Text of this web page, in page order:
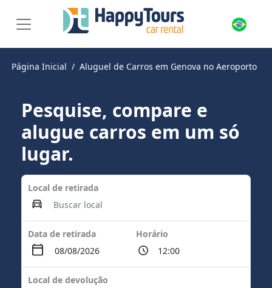
Página Inicial Aluguel de Carros em Genova no Aeroporto
Pesquise, compare e
alugue carros em um só
lugar.
Local de retirada
Data de retirada Horário
Local de devolução